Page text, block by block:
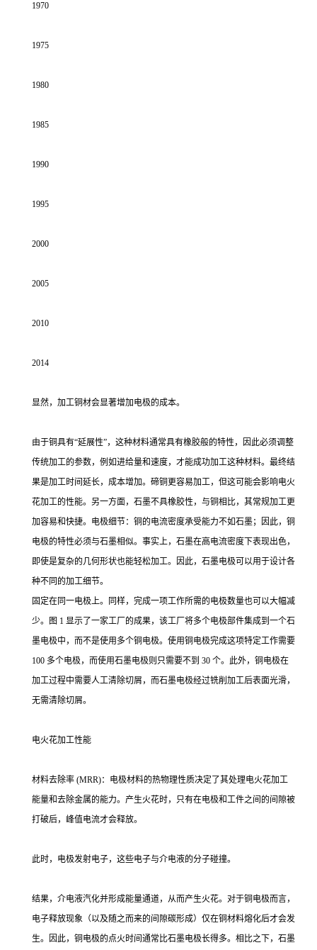
1970
1975
1980
1985
1990
1995
2000
2005
2010
2014
显然，加工铜材会显著增加电极的成本。
由于铜具有“延展性”，这种材料通常具有橡胶般的特性，因此必须调整
传统加工的参数，例如进给量和速度，才能成功加工这种材料。最终结
果是加工时间延长，成本增加。碲铜更容易加工，但这可能会影响电火
花加工的性能。另一方面，石墨不具橡胶性，与铜相比，其常规加工更
加容易和快捷。电极细节：铜的电流密度承受能力不如石墨；因此，铜
电极的特性必须与石墨相似。事实上，石墨在高电流密度下表现出色，
即使是复杂的几何形状也能轻松加工。因此，石墨电极可以用于设计各
种不同的加工细节。
固定在同一电极上。同样，完成一项工作所需的电极数量也可以大幅减
少。图 1 显示了一家工厂的成果，该工厂将多个电极部件集成到一个石
墨电极中，而不是使用多个铜电极。使用铜电极完成这项特定工作需要
100 多个电极，而使用石墨电极则只需要不到 30 个。此外，铜电极在
加工过程中需要人工清除切屑，而石墨电极经过铣削加工后表面光滑，
无需清除切屑。
电火花加工性能
材料去除率 (MRR)：电极材料的热物理性质决定了其处理电火花加工
能量和去除金属的能力。产生火花时，只有在电极和工件之间的间隙被
打破后，峰值电流才会释放。
此时，电极发射电子，这些电子与介电液的分子碰撞。
结果，介电液汽化并形成能量通道，从而产生火花。对于铜电极而言，
电子释放现象（以及随之而来的间隙碳形成）仅在铜材料熔化后才会发
生。因此，铜电极的点火时间通常比石墨电极长得多。相比之下，石墨